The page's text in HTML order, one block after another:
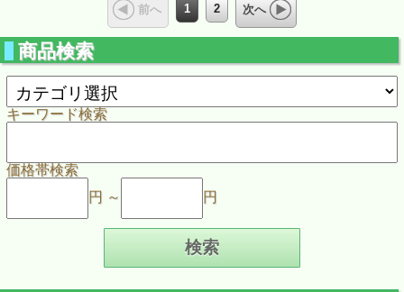
前へ 1 2 次へ
商品検索
キーワード検索
価格帯検索
円 ～
円